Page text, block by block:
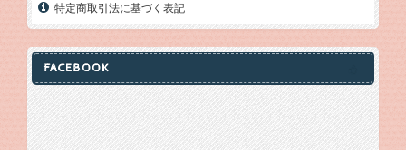
特定商取引法に基づく表記
FACEBOOK